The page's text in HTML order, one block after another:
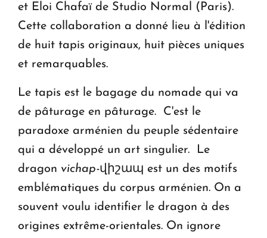
et Eloi Chafaï de Studio Normal (Paris).
Cette collaboration a donné lieu à l'édition
de huit tapis originaux, huit pièces uniques
et remarquables.
Le tapis est le bagage du nomade qui va
de pâturage en pâturage. C'est le
paradoxe arménien du peuple sédentaire
qui a développé un art singulier. Le
dragon vichap-վիշապ est un des motifs
emblématiques du corpus arménien. On a
souvent voulu identifier le dragon à des
origines extrême-orientales. On ignore